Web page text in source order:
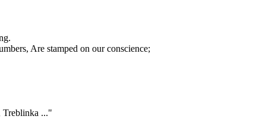
Are stamped on our conscience;
Treblinka ..."